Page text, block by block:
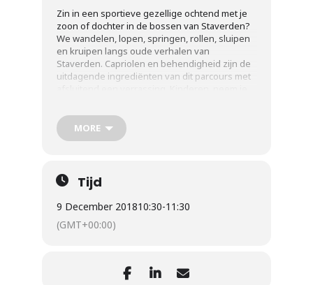
Zin in een sportieve gezellige ochtend met je
zoon of dochter in de bossen van Staverden?
We wandelen, lopen, springen, rollen, sluipen
en kruipen langs oude verhalen van
Staverden. Capriolen en behendigheid zijn de
uitdagende ingrediënten van dit parcours met
je los! Vanaf 6 jaar.
Een leuke samenwerking tussen Brasserie
Opgeven: is niet nodig
Kosten: er zijngeenkosten aan verbonden!
Start en einde: bij Brasserie Staverden
MORE
Tijd
9 December 201810:30-11:30
(GMT+00:00)